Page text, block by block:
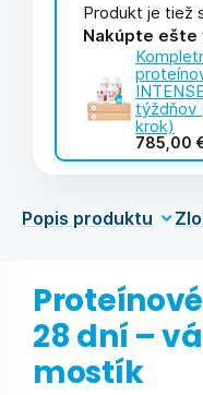
Produkt je tiež
Nakúpte ešte
týždňov
krok)
785,00
Popis produktu
28 dní –
mostík